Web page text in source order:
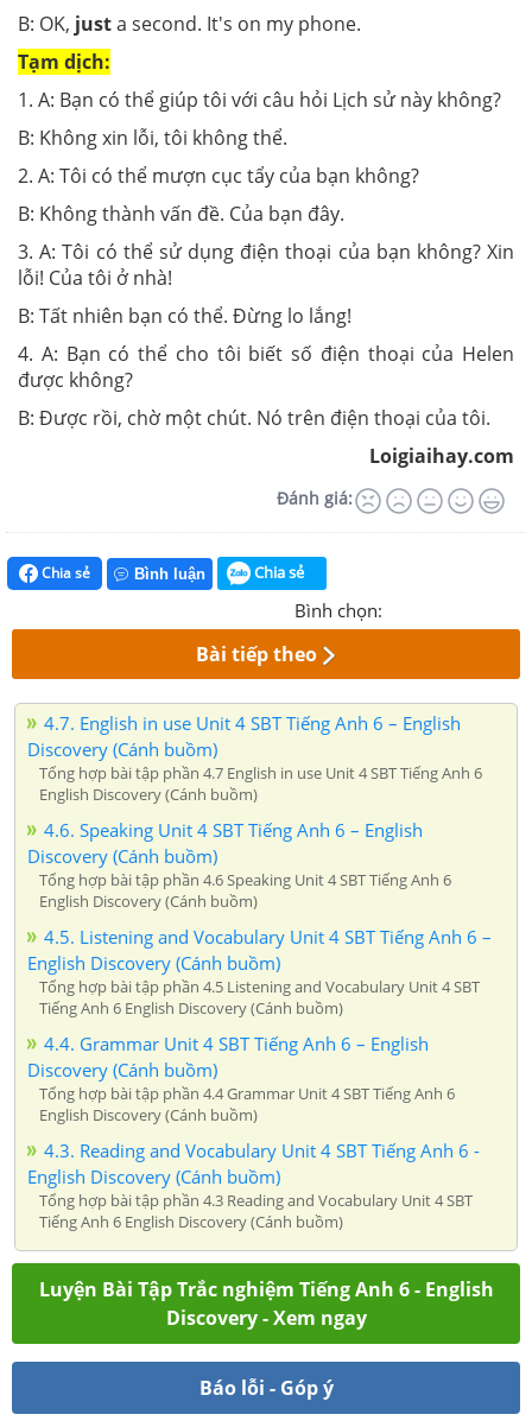
B: OK, justa second. It's on my phone.
Tạm dịch:
1. A: Bạn có thể giúp tôi với câu hỏi Lịch sử này không?
B: Không xin lỗi, tôi không thể.
2. A: Tôi có thể mượn cục tẩy của bạn không?
B: Không thành vấn đề. Của bạn đây.
3. A: Tôi có thể sử dụng điện thoại của bạn không? Xin
lỗi! Của tôi ở nhà!
B: Tất nhiên bạn có thể. Đừng lo lắng!
4. A: Bạn có thể cho tôi biết số điện thoại của Helen
được không?
B: Được rồi, chờ một chút. Nó trên điện thoại của tôi.
Loigiaihay.com
Đánh giá:
Chia sẻ Bình luận Chia sẻ
Bình chọn:
Bài tiếp theo
4.7. English in use Unit 4 SBT Tiếng Anh 6 – English
Discovery (Cánh buồm)
Tổng hợp bài tập phần 4.7 English in use Unit 4 SBT Tiếng Anh 6
English Discovery (Cánh buồm)
4.6. Speaking Unit 4 SBT Tiếng Anh 6 – English
Discovery (Cánh buồm)
Tổng hợp bài tập phần 4.6 Speaking Unit 4 SBT Tiếng Anh 6
English Discovery (Cánh buồm)
4.5. Listening and Vocabulary Unit 4 SBT Tiếng Anh 6 –
English Discovery (Cánh buồm)
Tổng hợp bài tập phần 4.5 Listening and Vocabulary Unit 4 SBT
Tiếng Anh 6 English Discovery (Cánh buồm)
4.4. Grammar Unit 4 SBT Tiếng Anh 6 – English
Discovery (Cánh buồm)
Tổng hợp bài tập phần 4.4 Grammar Unit 4 SBT Tiếng Anh 6
English Discovery (Cánh buồm)
4.3. Reading and Vocabulary Unit 4 SBT Tiếng Anh 6 -
English Discovery (Cánh buồm)
Tổng hợp bài tập phần 4.3 Reading and Vocabulary Unit 4 SBT
Tiếng Anh 6 English Discovery (Cánh buồm)
Luyện Bài Tập Trắc nghiệm Tiếng Anh 6 - English
Discovery - Xem ngay
Báo lỗi - Góp ý